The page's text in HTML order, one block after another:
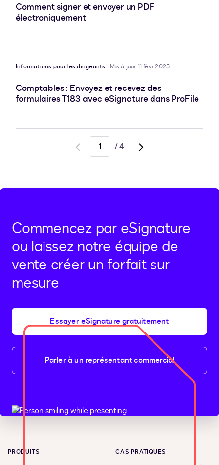
Comment signer et envoyer un PDF
électroniquement
Informations pour les dirigeants Mis à jour 11 févr. 2025
Comptables : Envoyez et recevez des
formulaires T183 avec eSignature dans ProFile
Go
/4
Go
Commencez par eSignature
ou laissez notre équipe de
vente créer un forfait sur
mesure
Essayer eSignature gratuitement
Parler à un représentant commercial
PRODUITS CAS PRATIQUES